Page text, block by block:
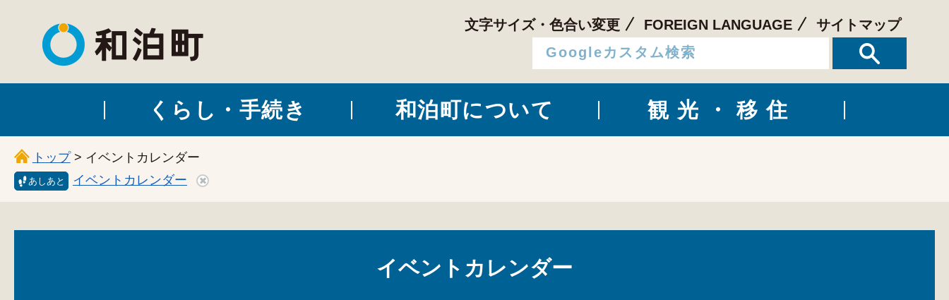
和泊町
文字サイズ・色合い変更 FOREIGN LANGUAGE サイトマップ
くらし・手続き 和泊町について 観光・移住
トップ> イベントカレンダー
あしあと イベントカレンダー
イベントカレンダー